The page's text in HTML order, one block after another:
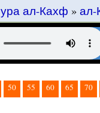
ал-Кахф » ал-
50 55 60 65 70